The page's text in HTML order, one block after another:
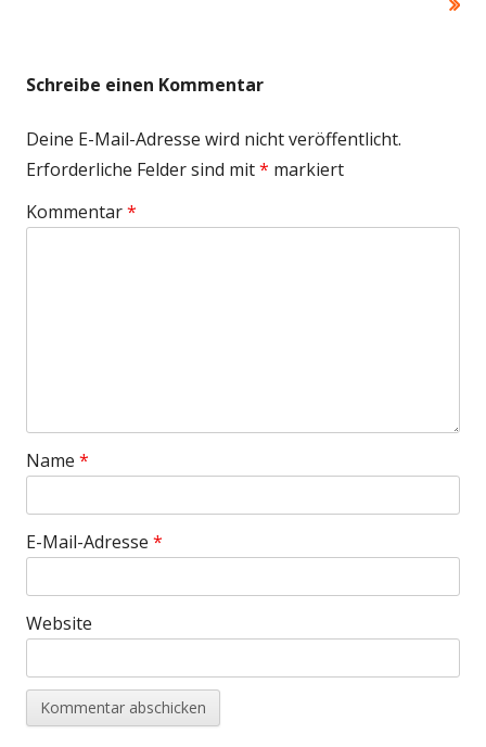
Schreibe einen Kommentar
Deine E-Mail-Adresse wird nicht veröffentlicht.
Erforderliche Felder sind mit* markiert
Kommentar*
Name *
E-Mail-Adresse *
Website